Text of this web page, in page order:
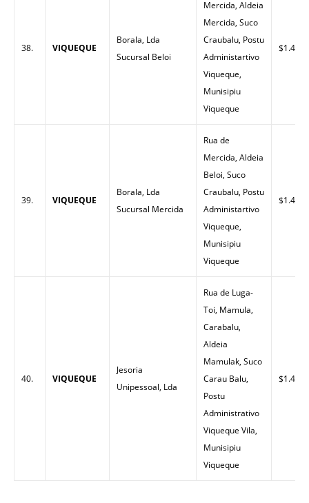
38. VIQUEQUE
Borala, Lda
Sucursal Beloi
Mercida, Aldeia
Mercida, Suco
Craubalu, Postu
Administartivo
Viqueque,
Munisipiu
Viqueque
$1.48
39. VIQUEQUE
Borala, Lda
Sucursal Mercida
Rua de
Mercida, Aldeia
Beloi, Suco
Craubalu, Postu
Administartivo
Viqueque,
Munisipiu
Viqueque
$1.48
40. VIQUEQUE
Jesoria
Unipessoal, Lda
Rua de Luga-
Toi, Mamula,
Carabalu,
Aldeia
Mamulak, Suco
Carau Balu,
Postu
Administrativo
Viqueque Vila,
Munisipiu
Viqueque
$1.49